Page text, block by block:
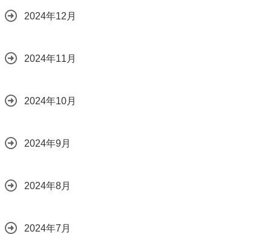
2024年12月
2024年11月
2024年10月
2024年9月
2024年8月
2024年7月